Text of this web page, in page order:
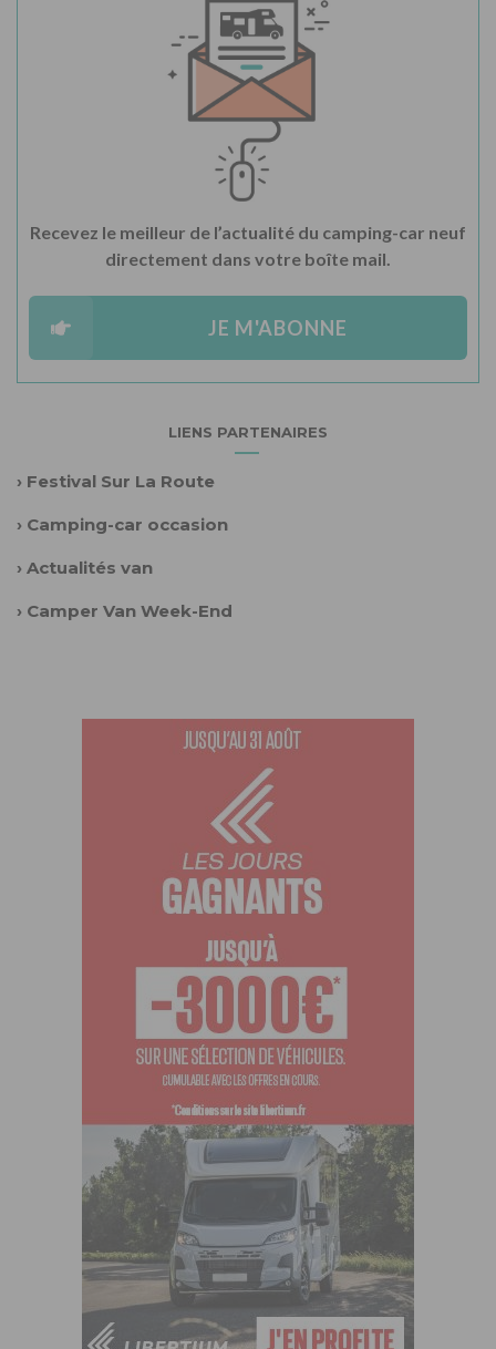
Recevez le meilleur de l’actualité du camping-car neuf
directement dans votre boîte mail.
JE M'ABONNE
LIENS PARTENAIRES
› Festival Sur La Route
› Camping-car occasion
› Actualités van
› Camper Van Week-End